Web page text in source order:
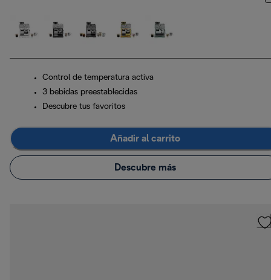
Control de temperatura activa
3 bebidas preestablecidas
Descubre tus favoritos
Añadir al carrito
Descubre más